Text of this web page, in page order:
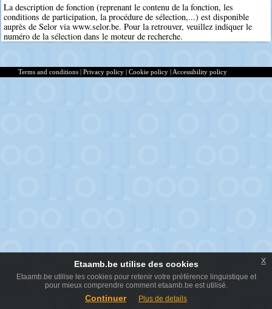
La description de fonction (reprenant le contenu de la fonction, les
conditions de participation, la procédure de sélection,...) est disponible
auprès de Selor via www.selor.be. Pour la retrouver, veuillez indiquer le
numéro de la sélection dans le moteur de recherche.
Terms and conditions | Privacy policy | Cookie policy | Accessibility policy
Etaamb.be utilise des cookies
Etaamb.be utilise les cookies pour retenir votre préférence linguistique et
pour mieux comprendre comment etaamb.be est utilisé.
Continuer Plus de details
x